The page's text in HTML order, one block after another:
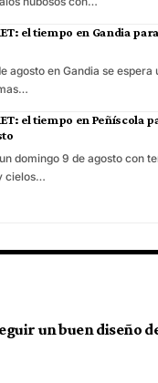
el tiempo en Gandia
agosto en Gandia se espera
el tiempo en Peñíscola
domingo 9 de agosto con
cielos…
un buen diseño